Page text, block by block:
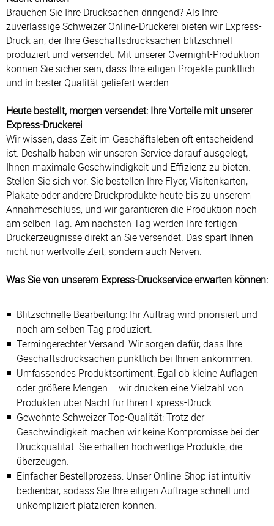
Brauchen Sie Ihre Drucksachen dringend? Als Ihre
zuverlässige Schweizer Online-Druckerei bieten wir Express-
Druck an, der Ihre Geschäftsdrucksachen blitzschnell
produziert und versendet. Mit unserer Overnight-Produktion
können Sie sicher sein, dass Ihre eiligen Projekte pünktlich
und in bester Qualität geliefert werden.
Heute bestellt, morgen versendet: Ihre Vorteile mit unserer
Express-Druckerei
Wir wissen, dass Zeit im Geschäftsleben oft entscheidend
ist. Deshalb haben wir unseren Service darauf ausgelegt,
Ihnen maximale Geschwindigkeit und Effizienz zu bieten.
Stellen Sie sich vor: Sie bestellen Ihre Flyer, Visitenkarten,
Plakate oder andere Druckprodukte heute bis zu unserem
Annahmeschluss, und wir garantieren die Produktion noch
am selben Tag. Am nächsten Tag werden Ihre fertigen
Druckerzeugnisse direkt an Sie versendet. Das spart Ihnen
nicht nur wertvolle Zeit, sondern auch Nerven.
Was Sie von unserem Express-Druckservice erwarten können:
Blitzschnelle Bearbeitung: Ihr Auftrag wird priorisiert und
noch am selben Tag produziert.
Termingerechter Versand: Wir sorgen dafür, dass Ihre
Geschäftsdrucksachen pünktlich bei Ihnen ankommen.
Umfassendes Produktsortiment: Egal ob kleine Auflagen
oder größere Mengen – wir drucken eine Vielzahl von
Produkten über Nacht für Ihren Express-Druck.
Gewohnte Schweizer Top-Qualität: Trotz der
Geschwindigkeit machen wir keine Kompromisse bei der
Druckqualität. Sie erhalten hochwertige Produkte, die
überzeugen.
Einfacher Bestellprozess: Unser Online-Shop ist intuitiv
bedienbar, sodass Sie Ihre eiligen Aufträge schnell und
unkompliziert platzieren können.